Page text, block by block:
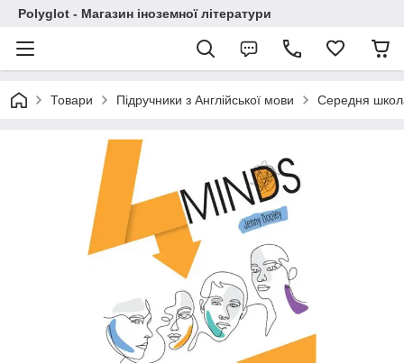
Polyglot - Магазин іноземної літератури
Товари Підручники з Англійської мови Середня